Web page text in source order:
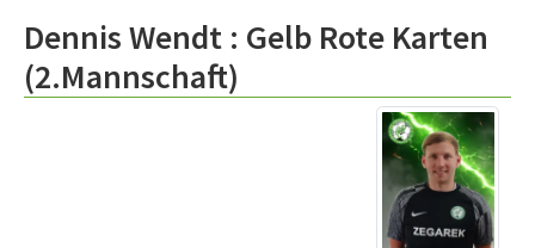
Dennis Wendt : Gelb Rote Karten
(2.Mannschaft)